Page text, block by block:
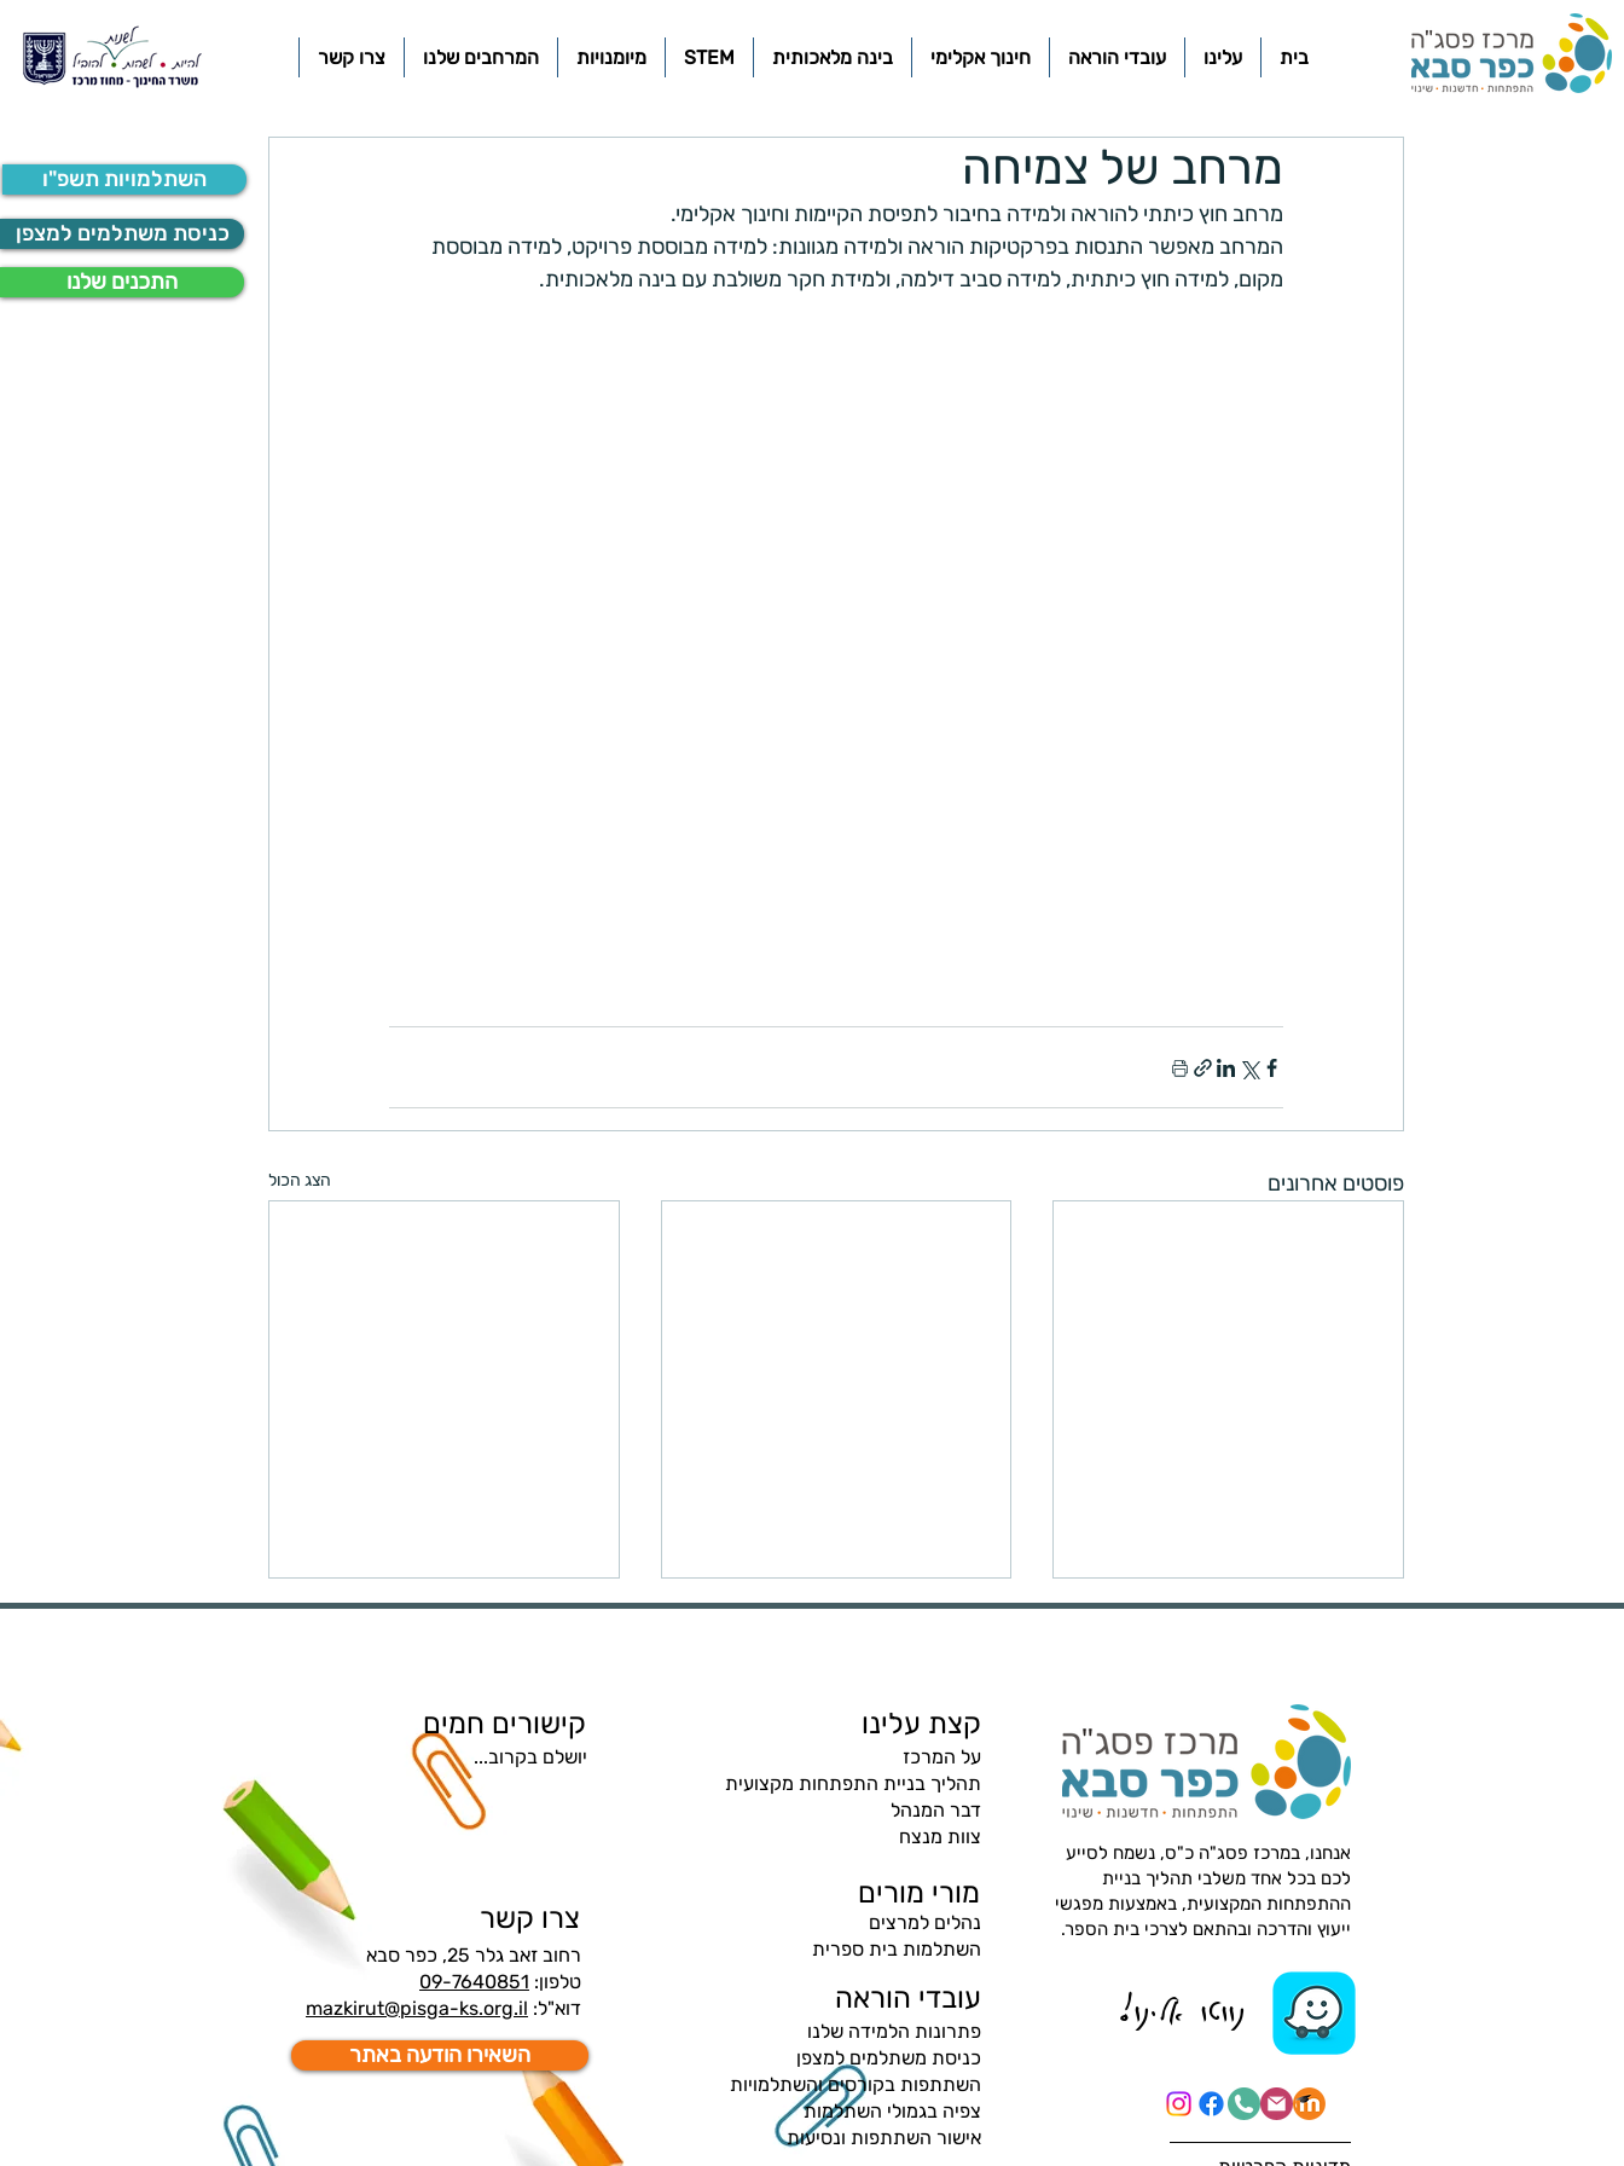
השתלמויות תשפ"ו
כניסת משתלמים למצפן
התכנים שלנו
בית עלינו עובדי הוראה חינוך אקלימי בינה מלאכותית STEM מיומנויות המרחבים שלנו צרו קשר
מרחב של צמיחה
מרחב חוץ כיתתי להוראה ולמידה בחיבור לתפיסת הקיימות וחינוך אקלימי.
המרחב מאפשר התנסות בפרקטיקות הוראה ולמידה מגוונות: למידה מבוססת פרויקט, למידה מבוססת
מקום, למידה חוץ כיתתית, למידה סביב דילמה, ולמידת חקר משולבת עם בינה מלאכותית.
פוסטים אחרונים הצג הכול
עצמאות וקיימות נפגשים במאגר
אחד!
רעיונות לפעילויות ומערכי שיעור
בנושא קיימות ושינוי אקלים לחג
יום כדור הארץ
קישורים חמים
יושלם בקרוב...
צרו קשר
רחוב זאב גלר 25, כפר סבא
טלפון: 09-7640851
דוא"ל: mazkirut@pisga-ks.org.il
השאירו הודעה באתר
קצת עלינו
​על המרכז
תהליך בניית התפתחות מקצועית
דבר המנהל
צוות מנצח
מורי מורים
נהלים למרצים
השתלמות בית ספרית
עובדי הוראה
פתרונות הלמידה שלנו
כניסת משתלמים למצפן
השתתפות בקורסים והשתלמויות
צפיה בגמולי השתלמות
אישור השתתפות ונסיעות
אנחנו, במרכז פסג"ה כ"ס, נשמח לסייע
לכם בכל אחד משלבי תהליך בניית
ההתפתחות המקצועית, באמצעות מפגשי
ייעוץ והדרכה ובהתאם לצרכי בית הספר.
נווטו אלינו!